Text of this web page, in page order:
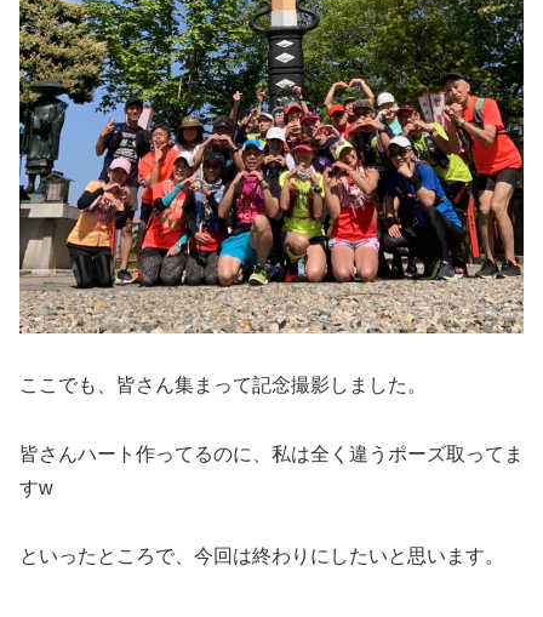
ここでも、皆さん集まって記念撮影しました。
皆さんハート作ってるのに、私は全く違うポーズ取ってま
すw
といったところで、今回は終わりにしたいと思います。